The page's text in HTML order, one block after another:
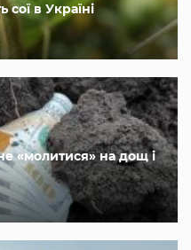
в Україні
«молитися» на дощ і